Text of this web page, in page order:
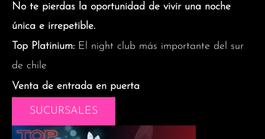
No te pierdas la oportunidad de vivir una noche
única e irrepetible.
Top Platinium: El night club más importante del sur
de chile
Venta de entrada en puerta
SUCURSALES